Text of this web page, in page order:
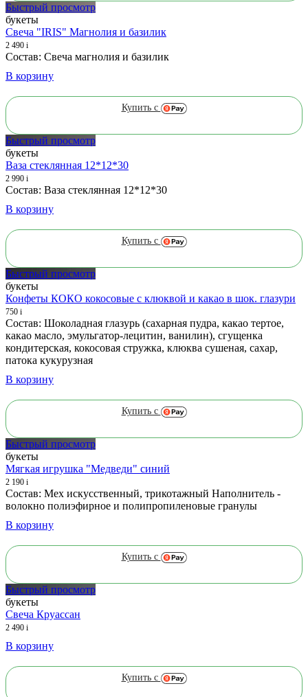
Быстрый просмотр
букеты
Свеча "IRIS" Магнолия и базилик
2 490 i
Состав: Свеча магнолия и базилик
В корзину
Купить с
Быстрый просмотр
букеты
Ваза стеклянная 12*12*30
2 990 i
Состав: Ваза стеклянная 12*12*30
В корзину
Купить с
Быстрый просмотр
букеты
Конфеты КОКО кокосовые с клюквой и какао в шок. глазури
750 i
Состав: Шоколадная глазурь (сахарная пудра, какао тертое,
какао масло, эмульгатор-лецитин, ванилин), сгущенка
кондитерская, кокосовая стружка, клюква сушеная, сахар,
патока кукурузная
В корзину
Купить с
Быстрый просмотр
букеты
Мягкая игрушка "Медведи" синий
2 190 i
Состав: Мех искусственный, трикотажный Наполнитель -
волокно полиэфирное и полипропиленовые гранулы
В корзину
Купить с
Быстрый просмотр
букеты
Свеча Круассан
2 490 i
В корзину
Купить с